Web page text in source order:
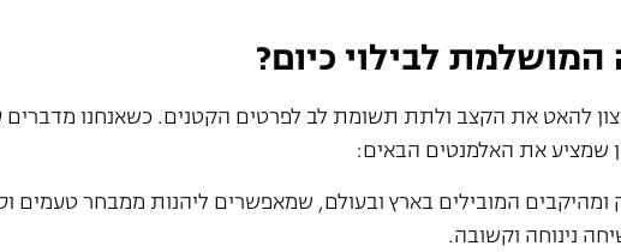
לבילוי כיום?
להאט את הקצב ולתת תשומת לב לפרטים הקטנים. כשאנחנו מדברים
שמציע את האלמנטים הבאים:
ומהיקבים המובילים בארץ ובעולם, שמאפשרים ליהנות ממבחר טעמים
נינוחה וקשובה.